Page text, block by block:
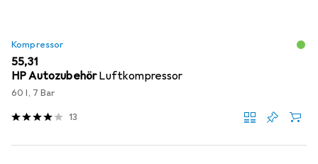
Kompressor
EUR
55,31
HP AutozubehörLuftkompressor
60 l, 7 Bar
13